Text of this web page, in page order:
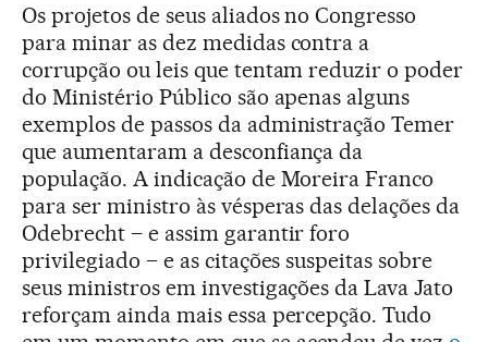
Os projetos de seus aliados no Congresso
para minar as dez medidas contra a
corrupção ou leis que tentam reduzir o poder
do Ministério Público são apenas alguns
exemplos de passos da administração Temer
que aumentaram a desconfiança da
população. A indicação de Moreira Franco
para ser ministro às vésperas das delações da
Odebrecht – e assim garantir foro
privilegiado – e as citações suspeitas sobre
seus ministros em investigações da Lava Jato
reforçam ainda mais essa percepção. Tudo